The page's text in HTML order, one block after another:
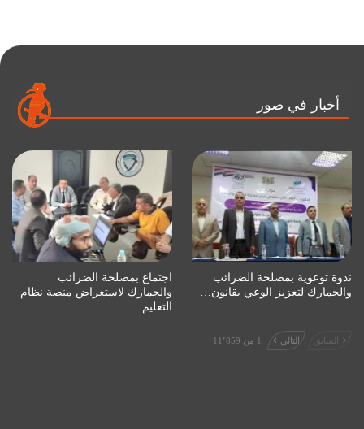
أخبار في صور
ندوة توعوية بمصلحة الضرائب
والجمارك لتعزيز الوعي بقانون…
اجتماع بمصلحة الضرائب
والجمارك لاستعراض منصة نظام
التعليم…
السابق التالي 1 من 11٬859